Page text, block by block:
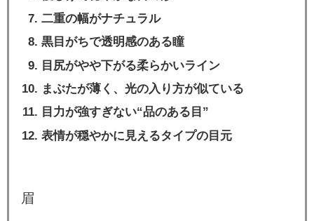
二重の幅がナチュラル
黒目がちで透明感のある瞳
目尻がやや下がる柔らかいライン
まぶたが薄く、光の入り方が似ている
目力が強すぎない“品のある目”
表情が穏やかに見えるタイプの目元
眉